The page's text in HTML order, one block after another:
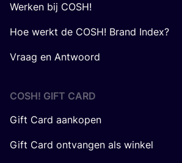
Werken bij COSH!
Hoe werkt de COSH! Brand Index?
Vraag en Antwoord
COSH! GIFT CARD
Gift Card aankopen
Gift Card ontvangen als winkel